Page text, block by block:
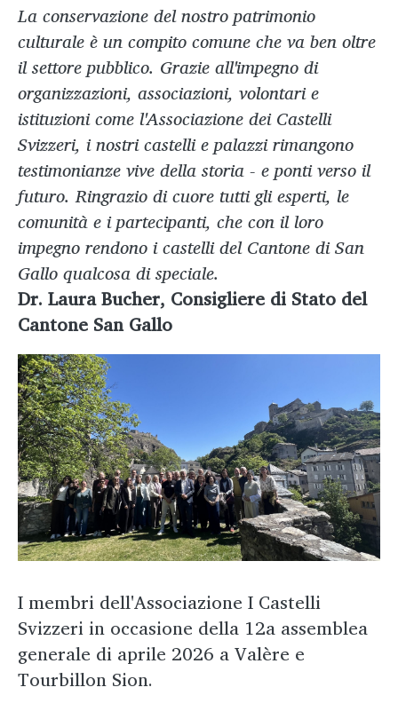
La conservazione del nostro patrimonio
culturale è un compito comune che va ben oltre
il settore pubblico. Grazie all'impegno di
organizzazioni, associazioni, volontari e
istituzioni come l'Associazione dei Castelli
Svizzeri, i nostri castelli e palazzi rimangono
testimonianze vive della storia - e ponti verso il
futuro. Ringrazio di cuore tutti gli esperti, le
comunità e i partecipanti, che con il loro
impegno rendono i castelli del Cantone di San
Gallo qualcosa di speciale.
Dr. Laura Bucher, Consigliere di Stato del
Cantone San Gallo
I membri dell'Associazione I Castelli
Svizzeri in occasione della 12a assemblea
generale di aprile 2026 a Valère e
Tourbillon Sion.